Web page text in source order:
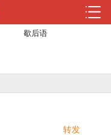
歇后语
转发